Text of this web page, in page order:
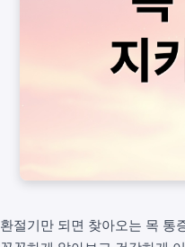
환절기만 되면 찾아오는 목 통